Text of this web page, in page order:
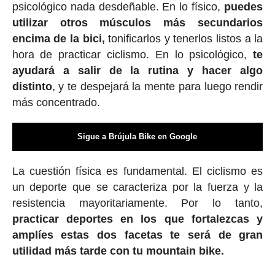
psicológico nada desdeñable. En lo físico, puedes
utilizar otros músculos más secundarios
encima de la bici, tonificarlos y tenerlos listos a la
hora de practicar ciclismo. En lo psicológico,te
ayudará a salir de la rutina y hacer algo
distinto, y te despejará la mente para luego rendir
más concentrado.
Sigue a Brújula Bike en Google
La cuestión física es fundamental. El ciclismo es
un deporte que se caracteriza por la fuerza y la
resistencia mayoritariamente. Por lo tanto,
practicar deportes en los que fortalezcas y
amplíes estas dos facetas te será de gran
utilidad más tarde con tu mountain bike.